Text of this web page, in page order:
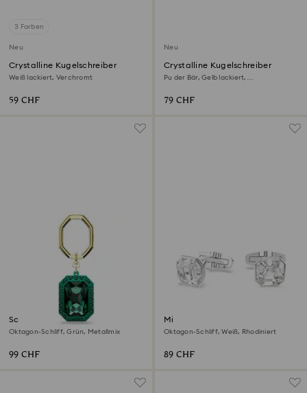
3 Farben
Neu
Crystalline Kugelschreiber
Weiß lackiert, Verchromt
59 CHF
Neu
Crystalline Kugelschreiber
Pu der Bär, Gelb lackiert,
79 CHF
Schlüsselanhänger
Oktagon-Schliff, Grün, Metallmix
99 CHF
Millenia Manschettenknöpfe
Oktagon-Schliff, Weiß, Rhodiniert
89 CHF